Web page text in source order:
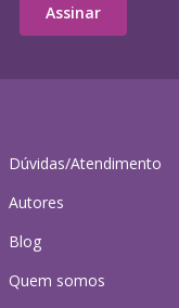
Dúvidas/Atendimento
Autores
Blog
Quem somos
Assinar